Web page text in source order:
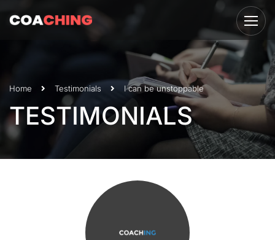
Home Testimonials I can be unstoppable
TESTIMONIALS